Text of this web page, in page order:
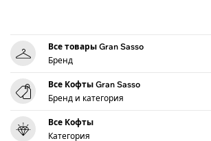
Все товары Gran Sasso
Бренд
Все Кофты Gran Sasso
Бренд и категория
Все Кофты
Категория